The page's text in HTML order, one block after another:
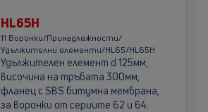
HL65H
11 Воронки/Принадлежности/
Удължителни елементи/HL65/HL65H
Удължителен елемент d 125мм,
височина на тръбата 300мм,
фланец с SBS битумна мембрана,
за воронки от сериите 62 и 64.